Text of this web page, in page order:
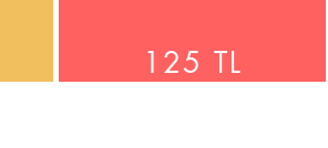
125 TL